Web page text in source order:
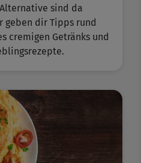
sind da
geben dir Tipps rund
cremigen Getränks und